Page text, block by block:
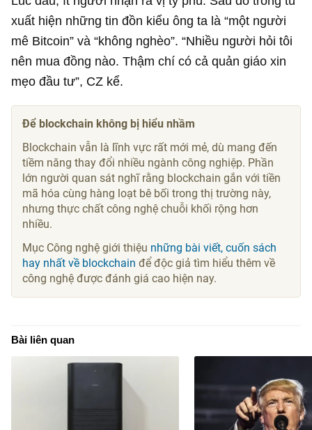
xuất hiện những tin đồn kiểu ông ta là “một người
mê Bitcoin” và “không nghèo”. “Nhiều người hỏi tôi
nên mua đồng nào. Thậm chí có cả quản giáo xin
mẹo đầu tư”, CZ kể.
Để blockchain không bị hiểu nhầm
Blockchain vẫn là lĩnh vực rất mới mẻ, dù mang đến
tiềm năng thay đổi nhiều ngành công nghiệp. Phần
lớn người quan sát nghĩ rằng blockchain gắn với tiền
mã hóa cùng hàng loạt bê bối trong thị trường này,
nhưng thực chất công nghệ chuỗi khối rộng hơn
nhiều.
Mục Công nghệ giới thiệu những bài viết, cuốn sách
hay nhất về blockchain để độc giả tìm hiểu thêm về
công nghệ được đánh giá cao hiện nay.
Bài liên quan